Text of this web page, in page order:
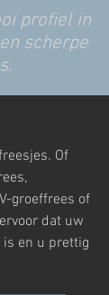
profiel in
scherpe
Of
groeffrees of
dat uw
en u prettig